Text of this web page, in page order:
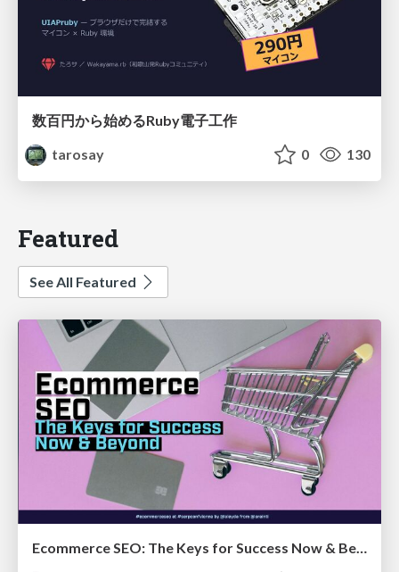
数百円から始めるRuby電子工作
tarosay
0 130
Featured
See All Featured
Ecommerce SEO: The Keys for Success Now & Beyond - #SERPConf2024